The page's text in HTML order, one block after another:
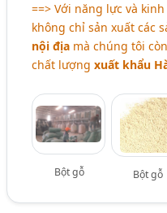
==> Với năng lực và
không chỉ sản xuất các
nội địa mà chúng tôi
chất lượngxuất khẩu
Bột gỗ Bột gỗ